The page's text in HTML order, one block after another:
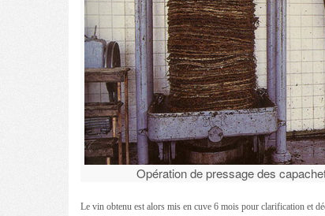
Opération de pressage des
Le vin obtenu est alors mis en cuve 6 mois pour clarification et